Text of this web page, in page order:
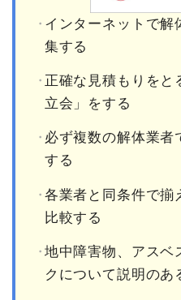
インターネットで解
集する
正確な見積もりをと
立会」をする
必ず複数の解体業者
する
各業者と同条件で揃
比較する
地中障害物、アスベ
クについて説明のあ